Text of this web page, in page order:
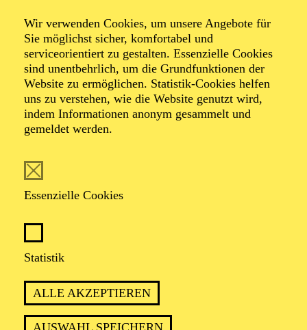
Wir verwenden Cookies, um unsere Angebote für
Sie möglichst sicher, komfortabel und
serviceorientiert zu gestalten. Essenzielle Cookies
sind unentbehrlich, um die Grundfunktionen der
Website zu ermöglichen. Statistik-Cookies helfen
uns zu verstehen, wie die Website genutzt wird,
indem Informationen anonym gesammelt und
gemeldet werden.
Essenzielle Cookies
Statistik
ALLE AKZEPTIEREN
AUSWAHL SPEICHERN
Architektur­führung
Lernen Sie Alvar Aaltos "humane Architektur" kennen!
Treffpunkt: Haupteingang des Aalto-Theaters